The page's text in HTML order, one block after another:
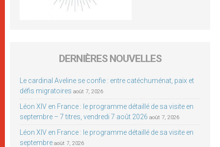
DERNIÈRES NOUVELLES
Le cardinal Aveline se confie : entre catéchuménat, paix et
défis migratoires août 7, 2026
Léon XIV en France : le programme détaillé de sa visite en
septembre – 7 titres, vendredi 7 août 2026 août 7, 2026
Léon XIV en France : le programme détaillé de sa visite en
septembre août 7, 2026